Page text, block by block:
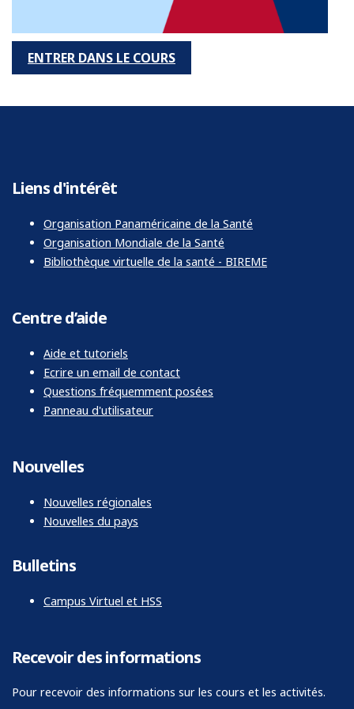
ENTRER DANS LE COURS
Liens d'intérêt
Organisation Panaméricaine de la Santé
Organisation Mondiale de la Santé
Bibliothèque virtuelle de la santé - BIREME
Centre d’aide
Aide et tutoriels
Ecrire un email de contact
Questions fréquemment posées
Panneau d'utilisateur
Nouvelles
Nouvelles régionales
Nouvelles du pays
Bulletins
Campus Virtuel et HSS
Recevoir des informations
Pour recevoir des informations sur les cours et les activités.